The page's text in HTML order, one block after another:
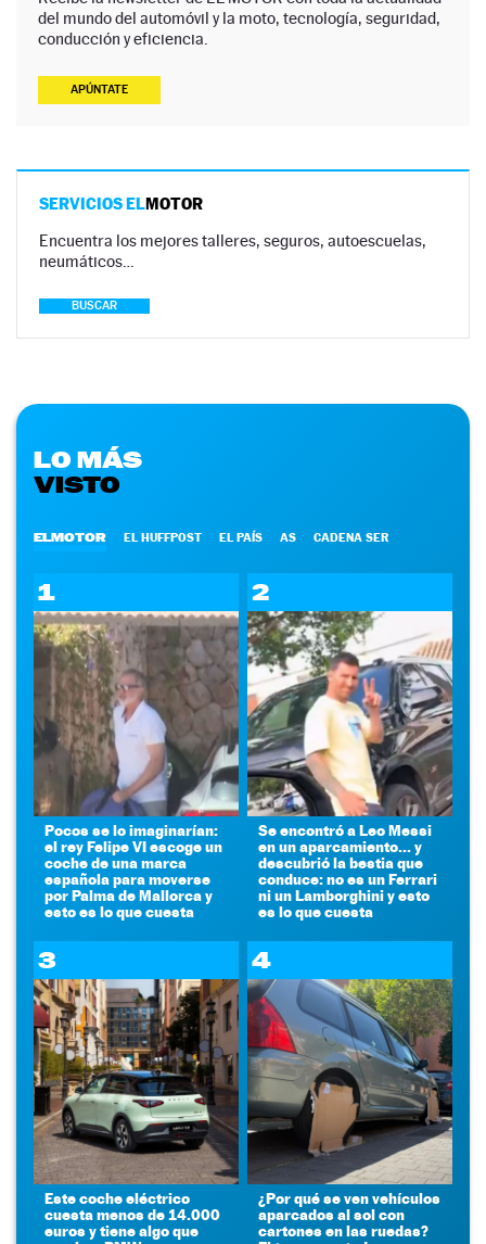
del mundo del automóvil y la moto, tecnología, seguridad,
conducción y eficiencia.
APÚNTATE
SERVICIOS ELMOTOR
Encuentra los mejores talleres, seguros, autoescuelas,
neumáticos…
BUSCAR
LO MÁS
VISTO
ELMOTOR EL HUFFPOST EL PAÍS AS CADENA SER
1
Pocos se lo imaginarían:
el rey Felipe VI escoge un
coche de una marca
española para moverse
por Palma de Mallorca y
esto es lo que cuesta
2
Se encontró a Leo Messi
en un aparcamiento... y
descubrió la bestia que
conduce: no es un Ferrari
ni un Lamborghini y esto
es lo que cuesta
3
Este coche eléctrico
cuesta menos de 14.000
euros y tiene algo que
4
¿Por qué se ven vehículos
aparcados al sol con
cartones en las ruedas?